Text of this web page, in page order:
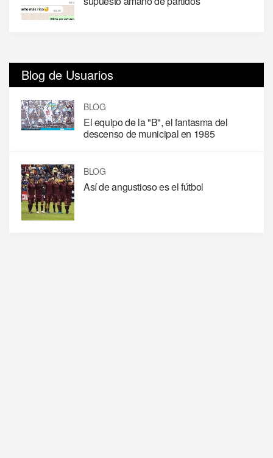
Blog de Usuarios
BLOG
El equipo de la "B", el fantasma del
descenso de municipal en 1985
BLOG
Así de angustioso es el fútbol